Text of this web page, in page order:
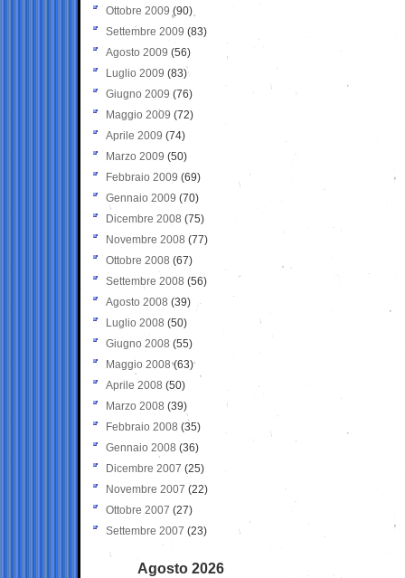
Ottobre 2009 (90)
Settembre 2009 (83)
Agosto 2009 (56)
Luglio 2009 (83)
Giugno 2009 (76)
Maggio 2009 (72)
Aprile 2009 (74)
Marzo 2009 (50)
Febbraio 2009 (69)
Gennaio 2009 (70)
Dicembre 2008 (75)
Novembre 2008 (77)
Ottobre 2008 (67)
Settembre 2008 (56)
Agosto 2008 (39)
Luglio 2008 (50)
Giugno 2008 (55)
Maggio 2008(63)
Aprile 2008 (50)
Marzo 2008 (39)
Febbraio 2008 (35)
Gennaio 2008 (36)
Dicembre 2007 (25)
Novembre 2007 (22)
Ottobre 2007 (27)
Settembre 2007 (23)
Agosto 2026